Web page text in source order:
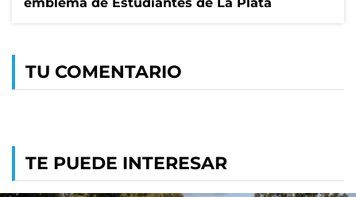
TU COMENTARIO
TE PUEDE INTERESAR